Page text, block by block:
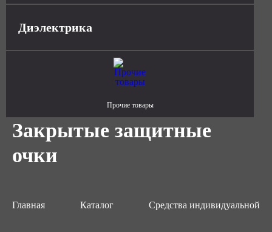
Диэлектрика
Прочие товары
Закрытые защитные
очки
Главная Каталог Средства индивидуальной